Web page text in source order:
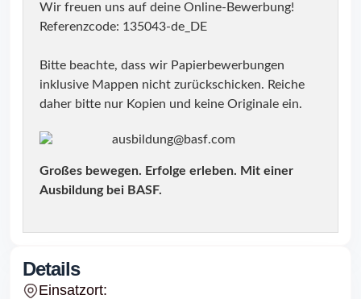
Wir freuen uns auf deine Online-Bewerbung!
Referenzcode: 135043-de_DE
Bitte beachte, dass wir Papierbewerbungen
inklusive Mappen nicht zurückschicken. Reiche
daher bitte nur Kopien und keine Originale ein.
ausbildung@basf.com
Großes bewegen. Erfolge erleben. Mit einer
Ausbildung bei BASF.
Details
Einsatzort: